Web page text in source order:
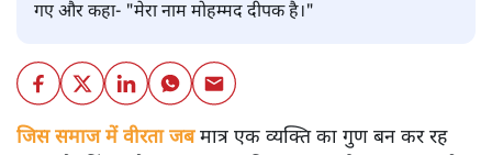
गए और कहा- "मेरा नाम मोहम्मद दीपक है।"
जिस समाज में वीरता जबमात्र एक व्यक्ति का गुण बन कर रह